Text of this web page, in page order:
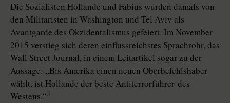
Die Sozialisten Hollande und Fa­bius wurden damals von
den Militaristen in Washington und Tel Aviv als
Avantgarde des Okzidentalismus gefeiert. Im November
2015 verstieg sich deren einflussreichstes Sprachrohr, das
Wall Street Journal, in einem Leitartikel sogar zu der
Aussage: „Bis Amerika einen neuen Oberbefehlshaber
wählt, ist Hollande der beste Antiterror­führer des
Westens.“3